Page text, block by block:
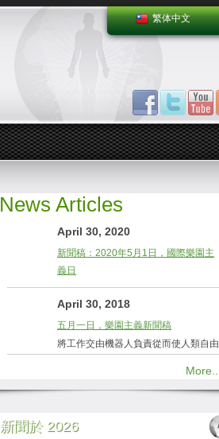
繁体中文
News Articles
April 30, 2020
新聞稿：2020年5月1日，國際樂園主
義日
April 30, 2018
五月一日，樂園主義新聞稿
將工作交由機器人負責從而使人類自由
More...
新聞於 2026